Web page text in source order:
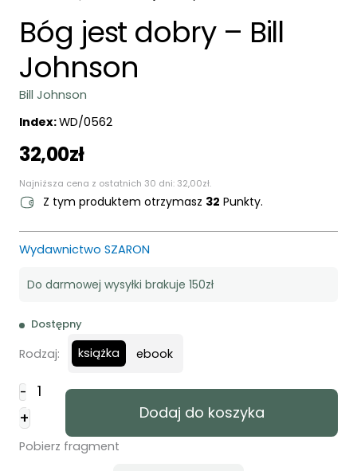
Bóg jest dobry – Bill
Johnson
Bill Johnson
Index:WD/0562
32,00zł
Najniższa cena z ostatnich 30 dni: 32,00zł.
Z tym produktem otrzymasz 32 Punkty.
Wydawnictwo SZARON
Do darmowej wysyłki brakuje 150zł
Dostępny
Rodzaj: książka ebook
-
ilość
Bóg
jest
dobry
+ Dodaj do koszyka
Pobierz fragment